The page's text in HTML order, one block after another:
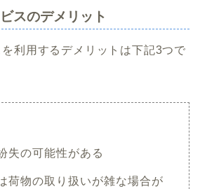
スのデメリット
利用するデメリットは下記3つで
失の可能性がある
荷物の取り扱いが雑な場合が